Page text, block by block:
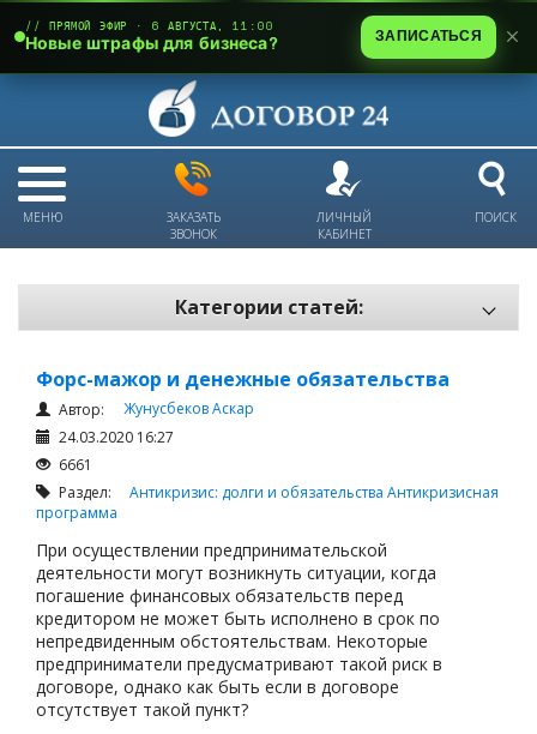
МЕНЮ
ЗАКАЗАТЬ
ЗВОНОК
ЛИЧНЫЙ
КАБИНЕТ
ПОИСК
Категории статей:
Электронный документооборот и цифровая подпись
Трудовые отношения
Техника безопасности и охрана труда
Изменения в законодательстве РК
Займы
Сбор долгов
Регистрация ТОО
Проверка государственных органов
Интернет и право
Форс-мажор и денежные обязательства
Автор:
Жунусбеков Аскар
24.03.2020 16:27
6661
Раздел: Антикризис: долги и обязательства Антикризисная
программа
При осуществлении предпринимательской
деятельности могут возникнуть ситуации, когда
погашение финансовых обязательств перед
кредитором не может быть исполнено в срок по
непредвиденным обстоятельствам. Некоторые
предприниматели предусматривают такой риск в
договоре, однако как быть если в договоре
отсутствует такой пункт?
// ПРЯМОЙ ЭФИР · 6 АВГУСТА, 11:00
Новые штрафы для бизнеса? ЗАПИСАТЬСЯ